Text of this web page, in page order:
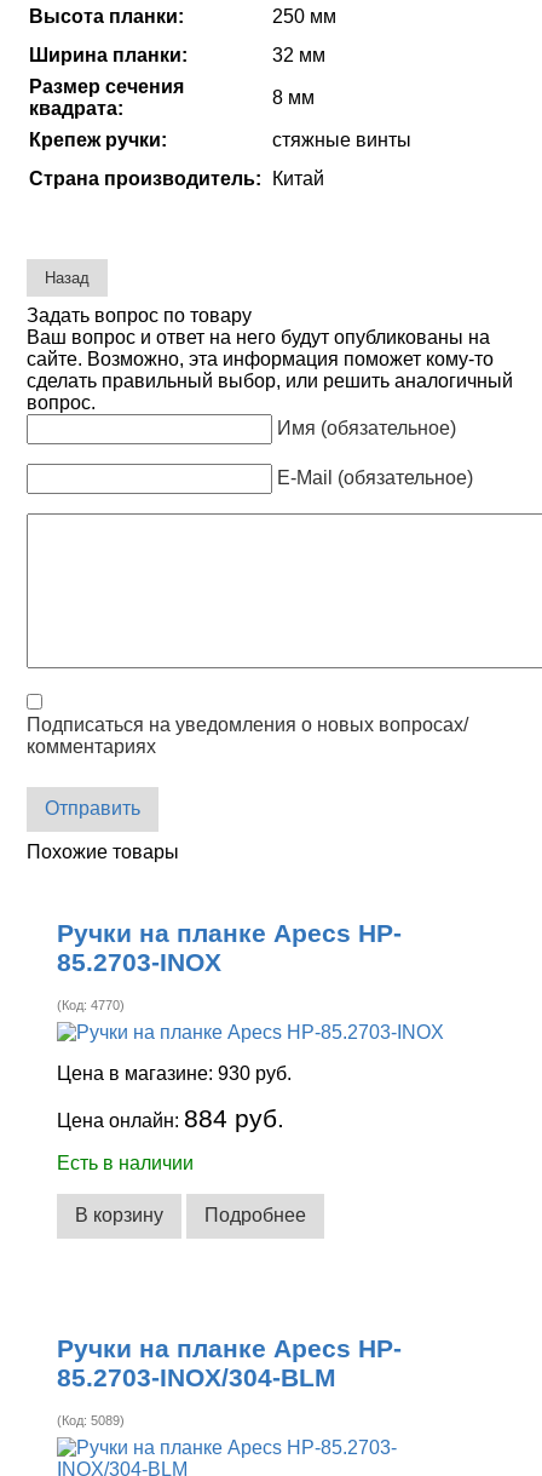
Высота планки:
250 мм
Ширина планки:
32 мм
Размер сечения
квадрата:
8 мм
Крепеж ручки:
стяжные винты
Страна производитель:
Китай
Задать вопрос по товару
Ваш вопрос и ответ на него будут опубликованы на
сайте. Возможно, эта информация поможет кому-то
сделать правильный выбор, или решить аналогичный
вопрос.
Имя (обязательное)
E-Mail (обязательное)
Подписаться на уведомления о новых вопросах/
комментариях
Отправить
Похожие товары
Ручки на планке Apecs HP-
85.2703-INOX
(Код:4770)
Цена в магазине:930 руб.
Цена онлайн: 884 руб.
Есть в наличии
В корзину Подробнее
Ручки на планке Apecs HP-
85.2703-INOX/304-BLM
(Код:5089)